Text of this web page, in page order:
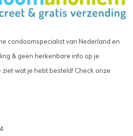
condoomspecialist van Nederland en
& geen herkenbare info op je
wat je hebt besteld! Check onze